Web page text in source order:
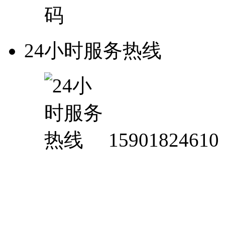
24小时服务热线
15901824610